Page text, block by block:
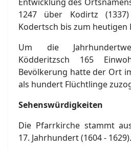
Entwicklung des
1247 über Kodirtz
Kodertsch bis zum heutigen
Um die
Ködderitzsch 165
Bevölkerung hatte der Ort
als hundert Flüchtlinge
Sehenswürdigkeiten
Die Pfarrkirche stammt
17. Jahrhundert (1604 - 1629).